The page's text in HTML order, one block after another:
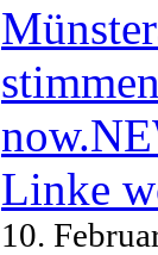
Linke
10.